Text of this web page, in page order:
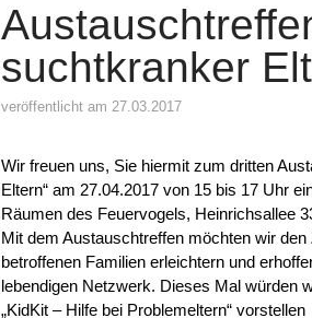
suchtkranker
veröffentlicht am 27.03.2017
Wir freuen uns, Sie hiermit zum dritten
Eltern“ am 27.04.2017 von 15 bis 17 Uhr
Räumen des Feuervogels, Heinrichsallee
Mit dem Austauschtreffen möchten wir
betroffenen Familien erleichtern und
lebendigen Netzwerk. Dieses Mal würden
„KidKit – Hilfe bei Problemeltern“